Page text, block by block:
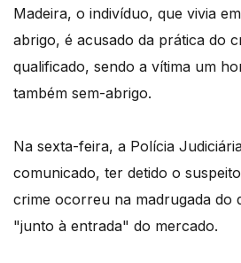
Madeira, o indivíduo, que vivia
abrigo, é acusado da prática do
qualificado, sendo a vítima um
também sem-abrigo.
Na sexta-feira, a Polícia
comunicado, ter detido o
crime ocorreu na madrugada do
"junto à entrada" do mercado.